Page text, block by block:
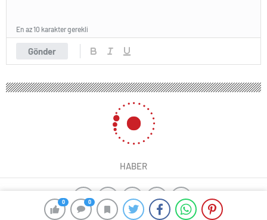
0 0
Gönder
En az 10 karakter gerekli
HABER